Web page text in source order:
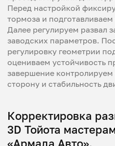
Перед настройкой
тормоза и
Далее регулируем развал
заводских параметров.
регулировку геометрии
оцениваем устойчивость
завершение
сторону и стабильность
Корректировка
3D Тойота
«Армада Авто».